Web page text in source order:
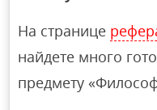
На странице
найдете много
предмету